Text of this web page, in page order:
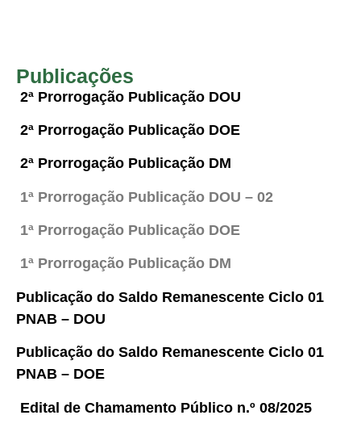
Publicações
2ª Prorrogação Publicação DOU
2ª Prorrogação Publicação DOE
2ª Prorrogação Publicação DM
1ª Prorrogação Publicação DOU – 02
1ª Prorrogação Publicação DOE
1ª Prorrogação Publicação DM
Publicação do Saldo Remanescente Ciclo 01
PNAB – DOU
Publicação do Saldo Remanescente Ciclo 01
PNAB – DOE
Edital de Chamamento Público n.º 08/2025